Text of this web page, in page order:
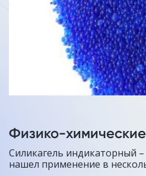
Физико-
Силикагель индикаторный
нашел применение в